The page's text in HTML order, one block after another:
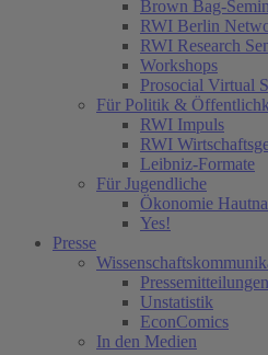
Brown Bag-
RWI Berlin
RWI Research
Workshops
Prosocial Virtual
Für Politik &
RWI Impuls
RWI
Leibniz-Formate
Für Jugendliche
Ökonomie
Yes!
Presse
Pressemitteilungen
Unstatistik
EconComics
In den Medien